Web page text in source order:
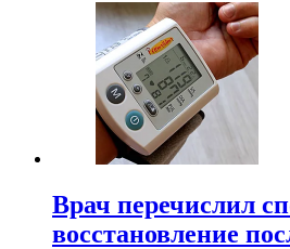
Врач перечислил
восстановление